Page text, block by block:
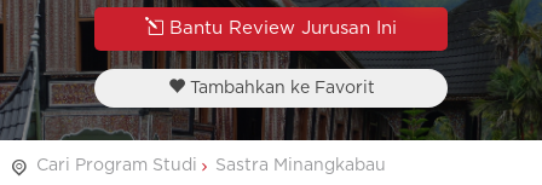
Bantu Review Jurusan Ini
Tambahkan ke Favorit
Cari Program Studi Sastra Minangkabau